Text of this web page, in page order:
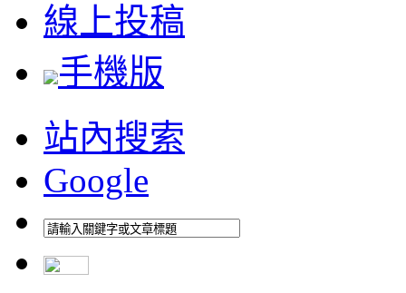
線上投稿
手機版
站內搜索
Google